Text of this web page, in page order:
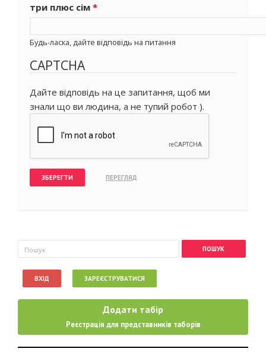
три плюс сім *
Будь-ласка, дайте відповідь на питання
CAPTCHA
Дайте відповідь на це запитання, щоб ми
знали що ви людина, а не тупий робот ).
Пошукова форма
Пошук
ВХІД ЗАРЕЄСТРУВАТИСЯ
Додати табір
Реєстрація для представників таборів